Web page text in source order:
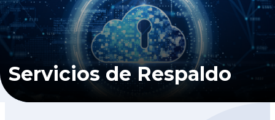
Servicios de Respaldo